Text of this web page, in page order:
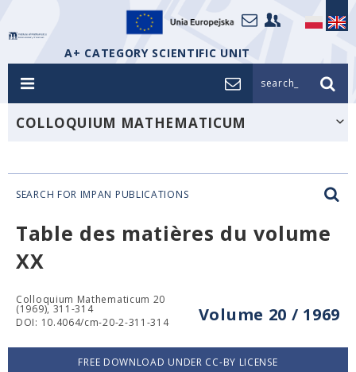
A+ CATEGORY SCIENTIFIC UNIT
search_
COLLOQUIUM MATHEMATICUM
SEARCH FOR IMPAN PUBLICATIONS
Table des matières du volume
XX
Volume 20 / 1969
Colloquium Mathematicum 20
(1969), 311-314
DOI: 10.4064/cm-20-2-311-314
FREE DOWNLOAD UNDER CC-BY LICENSE